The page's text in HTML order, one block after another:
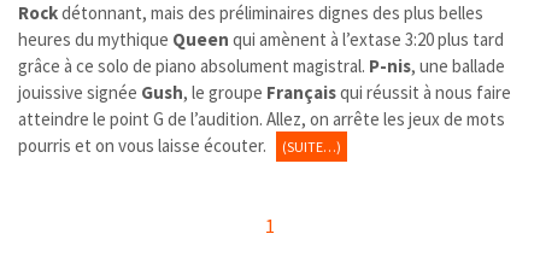
Rockdétonnant, mais des préliminaires dignes des plus belles
heures du mythique Queen qui amènent à l’extase 3:20 plus tard
grâce à ce solo de piano absolument magistral. P-nis, une ballade
jouissive signée Gush, le groupe Françaisqui réussit à nous faire
atteindre le point G de l’audition. Allez, on arrête les jeux de mots
pourris et on vous laisse écouter.
(SUITE…)
1